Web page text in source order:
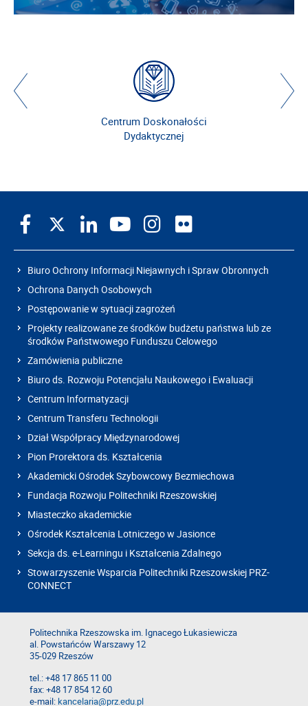
Centrum Doskonałości
Dydaktycznej
Biuro Ochrony Informacji Niejawnych i Spraw Obronnych
Ochrona Danych Osobowych
Postępowanie w sytuacji zagrożeń
Projekty realizowane ze środków budżetu państwa lub ze
środków Państwowego Funduszu Celowego
Zamówienia publiczne
Biuro ds. Rozwoju Potencjału Naukowego i Ewaluacji
Centrum Informatyzacji
Centrum Transferu Technologii
Dział Współpracy Międzynarodowej
Pion Prorektora ds. Kształcenia
Akademicki Ośrodek Szybowcowy Bezmiechowa
Fundacja Rozwoju Politechniki Rzeszowskiej
Miasteczko akademickie
Ośrodek Kształcenia Lotniczego w Jasionce
Sekcja ds. e-Learningu i Kształcenia Zdalnego
Stowarzyszenie Wsparcia Politechniki Rzeszowskiej PRZ-
CONNECT
Politechnika Rzeszowska im. Ignacego Łukasiewicza
al. Powstańców Warszawy 12
35-029 Rzeszów
tel.: +48 17 865 11 00
fax: +48 17 854 12 60
e-mail:kancelaria@prz.edu.pl